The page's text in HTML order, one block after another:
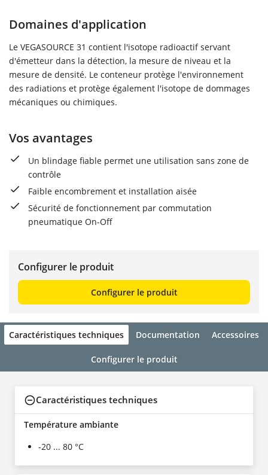
Domaines d'application
Le VEGASOURCE 31 contient l'isotope radioactif servant
d'émetteur dans la détection, la mesure de niveau et la
mesure de densité. Le conteneur protège l'environnement
des radiations et protège également l'isotope de dommages
mécaniques ou chimiques.
Vos avantages
Un blindage fiable permet une utilisation sans zone de
contrôle
Faible encombrement et installation aisée
Sécurité de fonctionnement par commutation
pneumatique On-Off
Configurer le produit
Configurer le produit
Caractéristiques techniques Documentation Accessoires
Configurer le produit
Caractéristiques techniques
Température ambiante
-20 ... 80 °C